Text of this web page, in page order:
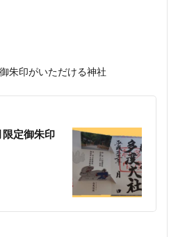
朱印がいただける神社
定御朱印